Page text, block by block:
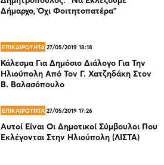
Δήμαρχο, Όχι Φοιτητοπατέρα”
ΕΠΙΚΑΙΡΟΤΗΤΑ 27/05/2019 18:18
Κάλεσμα Για Δημόσιο Διάλογο Για Την
Ηλιούπολη Από Τον Γ. Χατζηδάκη Στον
Β. Βαλασόπουλο
ΕΠΙΚΑΙΡΟΤΗΤΑ 27/05/2019 17:26
Αυτοί Είναι Οι Δημοτικοί Σύμβουλοι Που
Εκλέγονται Στην Ηλιούπολη (ΛΙΣΤΑ)